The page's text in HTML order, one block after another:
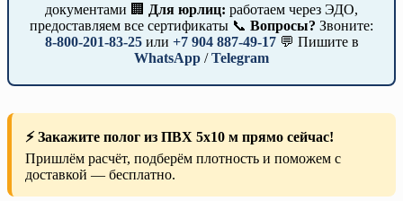
документами 🏢 Для юрлиц: работаем через ЭДО,
предоставляем все сертификаты 📞 Вопросы? Звоните:
8-800-201-83-25или +7 904 887-49-17💬 Пишите в
WhatsApp /Telegram
⚡ Закажите полог из ПВХ 5х10 м прямо сейчас!
Пришлём расчёт, подберём плотность и поможем с
доставкой — бесплатно.